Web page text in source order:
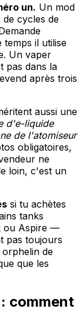
un. Un mod
cycles de
il utilise
Un vaper
pas dans la
après trois
aussi une
d'e-liquide
de l'atomiseur
obligatoires,
ne
loin, c'est un
si tu achètes
tanks
ou Aspire —
pas toujours
de
que les
comment